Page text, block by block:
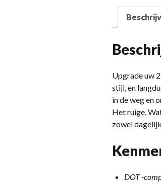
Upgrade uw
stijl, en
in de weg en
Het ruige,
zowel
DOT -